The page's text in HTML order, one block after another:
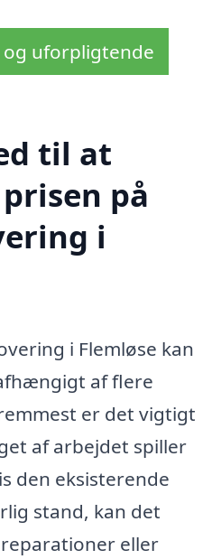
og uforpligtende
til at
på
i
i Flemløse kan
af flere
er det vigtigt
af arbejdet spiller
den eksisterende
stand, kan det
eller